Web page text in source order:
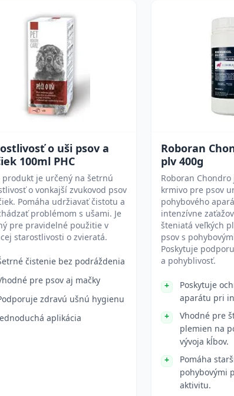
o uši psov a
100ml PHC
produkt je určený na šetrnú
o vonkajší zvukovod psov
Pomáha udržiavať čistotu a
problémom s ušami. Je
pre pravidelné použitie v
starostlivosti o zvieratá.
čistenie bez podráždenia
pre psov aj mačky
zdravú ušnú hygienu
aplikácia
Roboran
plv 400g
Roboran
krmivo pre psov
pohybového
intenzívne
šteniatá veľkých
psov s
Poskytuje
a pohyblivosť.
Poskytuje
aparátu pri
Vhodné pre
plemien na
vývoja kĺbov.
Pomáha
pohybovými
aktivitu.